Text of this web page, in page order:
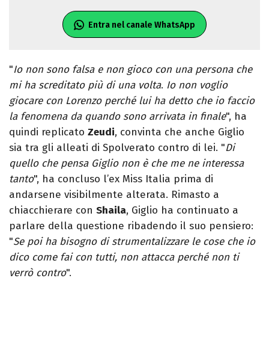
Entra nel canale WhatsApp
"Io non sono falsa e non gioco con una persona che
mi ha screditato più di una volta. Io non voglio
giocare con Lorenzo perché lui ha detto che io faccio
la fenomena da quando sono arrivata in finale", ha
quindi replicato Zeudi, convinta che anche Giglio
sia tra gli alleati di Spolverato contro di lei. "Di
quello che pensa Giglio non è che me ne interessa
tanto", ha concluso l’ex Miss Italia prima di
andarsene visibilmente alterata. Rimasto a
chiacchierare con Shaila, Giglio ha continuato a
parlare della questione ribadendo il suo pensiero:
"Se poi ha bisogno di strumentalizzare le cose che io
dico come fai con tutti, non attacca perché non ti
verrò contro".